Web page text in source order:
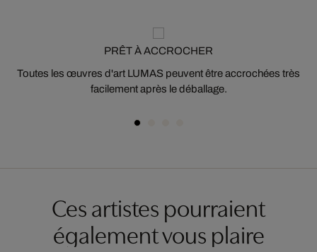
PRÊT À ACCROCHER
Toutes les œuvres d'art LUMAS peuvent être accrochées très
facilement après le déballage.
Ces artistes pourraient
également vous plaire